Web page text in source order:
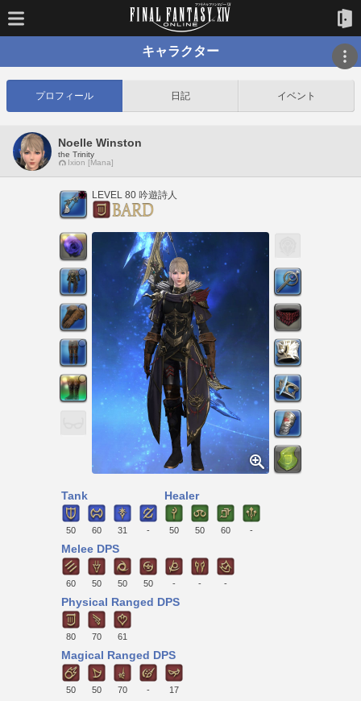
キャラクター
プロフィール 日記 イベント
Noelle Winston
the Trinity
Ixion [Mana]
LEVEL 80 吟遊詩人
Tank
50 60 31 -
Healer
50 50 60 -
Melee DPS
60 50 50 50 - - -
Physical Ranged DPS
80 70 61
Magical Ranged DPS
50 50 70 - 17